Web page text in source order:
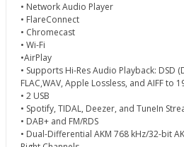
• Network Audio Player
• FlareConnect
• Chromecast
• Wi-Fi
•AirPlay
• Supports Hi-Res Audio Playback: DSD
FLAC,WAV, Apple Lossless, and AIFF to
• 2 USB
• Spotify, TIDAL, Deezer, and TuneIn
• DAB+ and FM/RDS
• Dual-Differential AKM 768 kHz/32-bit